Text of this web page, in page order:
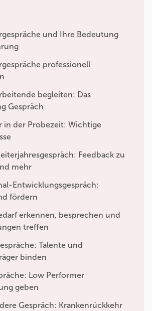
und Ihre Bedeutung
professionell
begleiten: Das
Gespräch
in der Probezeit: Wichtige
Feedback zu
mehr
Entwicklungsgespräch:
fördern
erkennen, besprechen und
treffen
Talente und
binden
Low Performer
geben
Gespräch: Krankenrückkehr